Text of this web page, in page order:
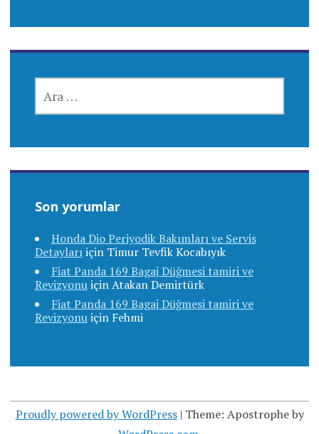
Son yorumlar
Honda Dio Periyodik Bakımları ve Servis
Detaylarıiçin Timur Tevfik Kocabıyık
Fiat Panda 169 Bagaj Düğmesi tamiri ve
RevizyonuiçinAtakan Demirtürk
Fiat Panda 169 Bagaj Düğmesi tamiri ve
Revizyonuiçin Fehmi
Proudly powered by WordPress | Theme: Apostrophe by